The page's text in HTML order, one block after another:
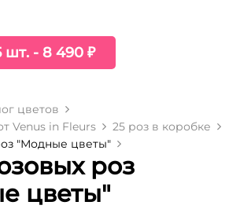
шт. - 8 490 ₽
цветов
Venus in Fleurs
25 роз в коробке
"Модные цветы"
роз
цветы"